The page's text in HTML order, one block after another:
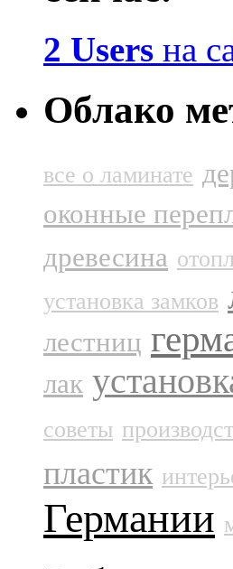
2 Users на
Облако
все о ламинате
оконные
древесина
установка замков
лестниц
лак
советы
пластик
Германии